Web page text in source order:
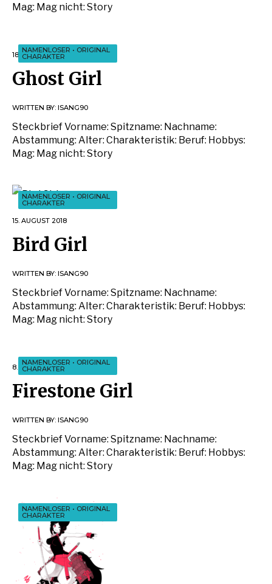
Mag: Mag nicht: Story
NAMENLOSER • ORIGINAL
CHARAKTER
18. AUGUST 2018
Ghost Girl
WRITTEN BY: ISANG90
Steckbrief Vorname: Spitzname: Nachname:
Abstammung: Alter: Charakteristik: Beruf: Hobbys:
Mag: Mag nicht: Story
NAMENLOSER • ORIGINAL
CHARAKTER
15. AUGUST 2018
Bird Girl
WRITTEN BY: ISANG90
Steckbrief Vorname: Spitzname: Nachname:
Abstammung: Alter: Charakteristik: Beruf: Hobbys:
Mag: Mag nicht: Story
NAMENLOSER • ORIGINAL
CHARAKTER
8. AUGUST 2018
Firestone Girl
WRITTEN BY: ISANG90
Steckbrief Vorname: Spitzname: Nachname:
Abstammung: Alter: Charakteristik: Beruf: Hobbys:
Mag: Mag nicht: Story
NAMENLOSER • ORIGINAL
CHARAKTER